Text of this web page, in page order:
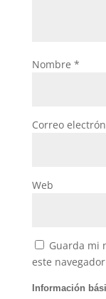
Nombre *
Correo
Web
Guarda mi
este
Información